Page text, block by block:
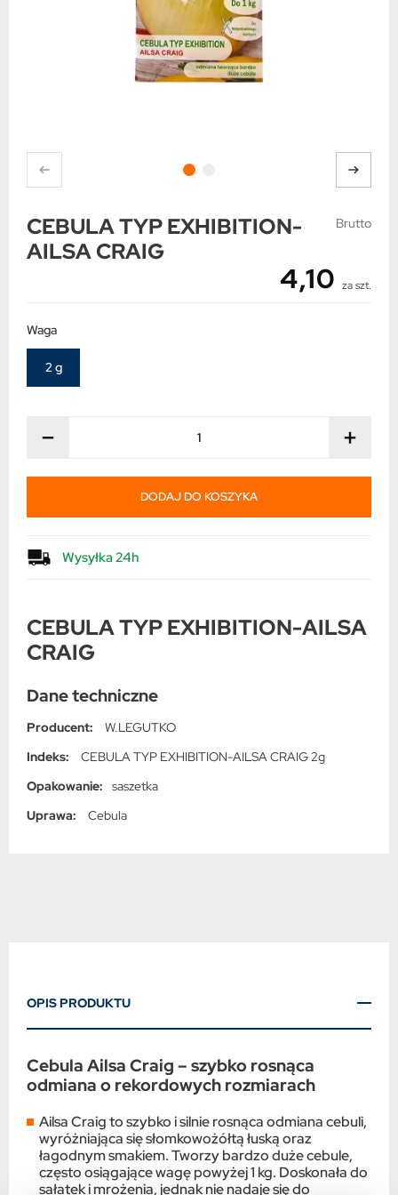
CEBULA TYP EXHIBITION-AILSA
CRAIG
Dane techniczne
Producent:
W.LEGUTKO
Indeks:
CEBULA TYP EXHIBITION-AILSA CRAIG 2g
Opakowanie:
saszetka
Uprawa:
Cebula
CEBULA TYP EXHIBITION-
AILSA CRAIG
Brutto
4,10 za szt.
Waga
2 g
− +
DODAJ DO KOSZYKA
Wysyłka 24h
OPIS PRODUKTU
Cebula Ailsa Craig – szybko rosnąca
odmiana o rekordowych rozmiarach
Ailsa Craig to szybko i silnie rosnąca odmiana cebuli,
wyróżniająca się słomkowożółtą łuską oraz
łagodnym smakiem. Tworzy bardzo duże cebule,
często osiągające wagę powyżej 1 kg. Doskonała do
sałatek i mrożenia, jednak nie nadaje się do